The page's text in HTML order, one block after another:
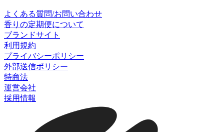
よくある質問/お問い合わせ
香りの定期便について
ブランドサイト
利用規約
プライバシーポリシー
外部送信ポリシー
特商法
運営会社
採用情報